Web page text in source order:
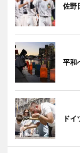
佐野
平和
ド